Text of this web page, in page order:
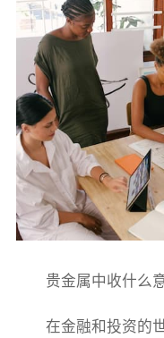
贵金属中收什么
在金融和投资的